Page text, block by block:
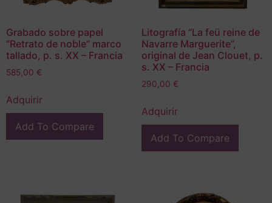
Grabado sobre papel
“Retrato de noble” marco
tallado, p. s. XX – Francia
585,00 €
Adquirir
Add To Compare
Litografía “La feü reine de
Navarre Marguerite”,
original de Jean Clouet, p.
s. XX – Francia
290,00 €
Adquirir
Add To Compare